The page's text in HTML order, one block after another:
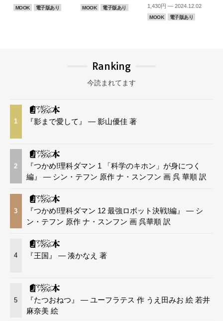
MOOK 電子版あり MOOK 電子版あり 1,430円 — 2024.12.02
MOOK 電子版あり
Ranking
今読まれてます
1 『影まで愛して』 — 影山優佳 著
2
『つかめ!理科ダマン 1 「科学のキホン」が身につく
編』 — シン・テフン 原作 ナ・スンフン 画 呉 華順 訳
3
『つかめ!理科ダマン 12 最強ロボット決戦!編』 — シ
ン・テフン 原作 ナ・スンフン 画 呉華順 訳
4 『王国』 — 湊かなえ 著
5
『たつおねつ』 — ユーフラテス 作 うえ田みお 絵 若井
麻奈美 絵